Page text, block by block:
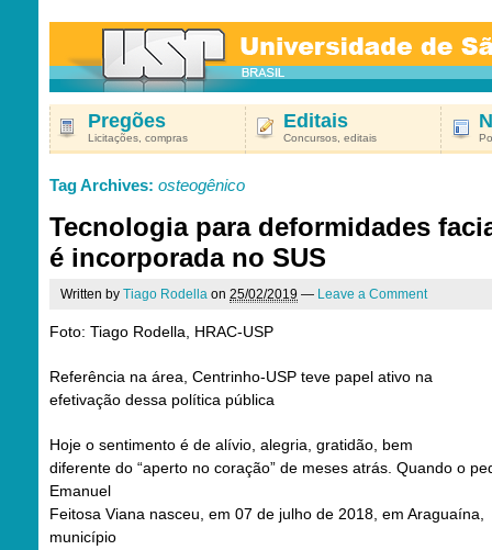
Pregões
Licitações, compras
Editais
Concursos, editais
Tag Archives: osteogênico
Tecnologia para deformidades
é incorporada no SUS
Written by Tiago Rodella on 25/02/2019 — Leave a Comment
Foto: Tiago Rodella, HRAC-USP
Referência na área, Centrinho-USP teve papel ativo na
efetivação dessa política pública
Hoje o sentimento é de alívio, alegria, gratidão, bem
diferente do “aperto no coração” de meses atrás. Quando o
Emanuel
Feitosa Viana nasceu, em 07 de julho de 2018, em Araguaína,
município